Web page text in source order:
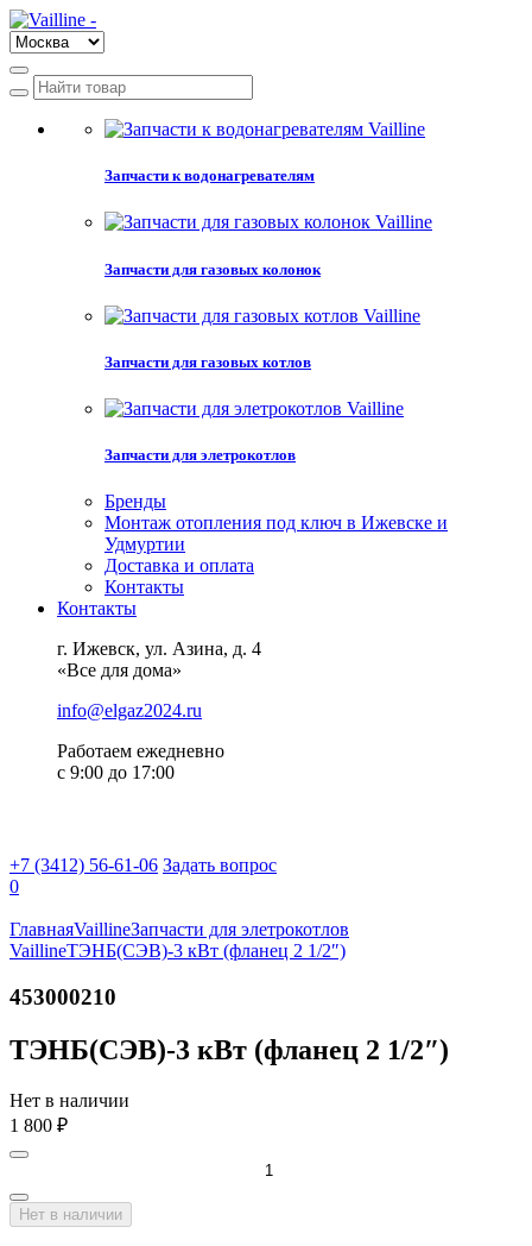
Запчасти к водонагревателям
Запчасти для газовых колонок
Запчасти для газовых котлов
Запчасти для элетрокотлов
Бренды
Монтаж отопления под ключ в Ижевске и
Удмуртии
Доставка и оплата
Контакты
Контакты
г. Ижевск, ул. Азина, д. 4
«Все для дома»
info@elgaz2024.ru
Работаем eжедневно
с 9:00 до 17:00
+7 (3412) 56-61-06 Задать вопрос
0
ГлавнаяVaillineЗапчасти для элетрокотлов
VaillineТЭНБ(СЭВ)-3 кВт (фланец 2 1/2″)
453000210
ТЭНБ(СЭВ)-3 кВт (фланец 2 1/2″)
Нет в наличии
1 800 ₽
Нет в наличии